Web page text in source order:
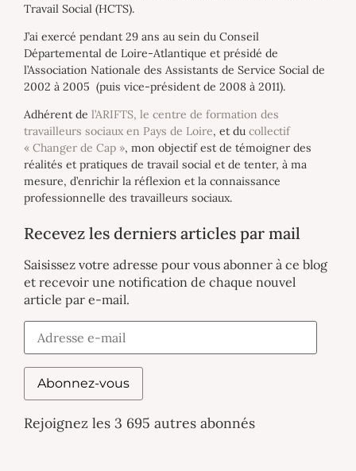
Travail Social (HCTS).
J’ai exercé pendant 29 ans au sein du Conseil
Départemental de Loire-Atlantique et présidé de
l’Association Nationale des Assistants de Service Social de
2002 à 2005 (puis vice-président de 2008 à 2011).
Adhérent de l’ARIFTS, le centre de formation des
travailleurs sociaux en Pays de Loire, et du collectif
« Changer de Cap », mon objectif est de témoigner des
réalités et pratiques de travail social et de tenter, à ma
mesure, d’enrichir la réflexion et la connaissance
professionnelle des travailleurs sociaux.
Recevez les derniers articles par mail
Saisissez votre adresse pour vous abonner à ce blog
et recevoir une notification de chaque nouvel
article par e-mail.
Abonnez-vous
Rejoignez les 3 695 autres abonnés